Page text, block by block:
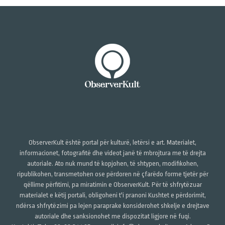
ObserverKult është portal për kulturë, letërsi e art. Materialet,
informacionet, fotografitë dhe videot janë të mbrojtura me të drejta
autoriale. Ato nuk mund të kopjohen, të shtypen, modifikohen,
ripublikohen, transmetohen ose përdoren në çfarëdo forme tjetër për
qëllime përfitimi, pa miratimin e ObserverKult. Për të shfrytëzuar
materialet e këtij portali, obligoheni t'i pranoni Kushtet e përdorimit,
ndërsa shfrytëzimi pa lejen paraprake konsiderohet shkelje e drejtave
autoriale dhe sanksionohet me dispozitat ligjore në fuqi.